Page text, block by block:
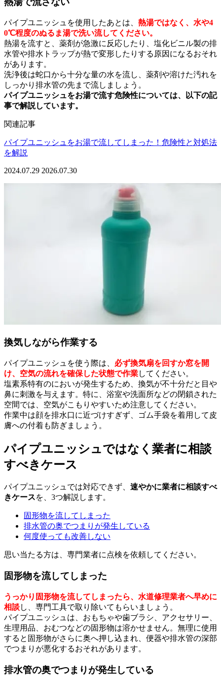
パイプユニッシュを使用したあとは、 熱湯ではなく、水や4
0℃程度のぬるま湯で洗い流してください。
熱湯を流すと、薬剤が急激に反応したり、塩化ビニル製の排
水管や排水トラップが熱で変形したりする原因になるおそれ
があります。
洗浄後は蛇口から十分な量の水を流し、薬剤や溶けた汚れを
しっかり排水管の先まで流しましょう。
パイプユニッシュをお湯で流す危険性については、以下の記
事で解説しています。
関連記事
パイプユニッシュをお湯で流してしまった！危険性と対処法
を解説
2024.07.29 2026.07.30
換気しながら作業する
パイプユニッシュを使う際は、 必ず換気扇を回すか窓を開
け、空気の流れを確保した状態で作業してください。
塩素系特有のにおいが発生するため、換気が不十分だと目や
鼻に刺激を与えます。特に、浴室や洗面所などの閉鎖された
空間では、空気がこもりやすいため注意してください。
作業中は顔を排水口に近づけすぎず、ゴム手袋を着用して皮
膚への付着も防ぎましょう。
パイプユニッシュではなく業者に相談
すべきケース
パイプユニッシュでは対応できず、 速やかに業者に相談すべ
きケースを、3つ解説します。
固形物を流してしまった
排水管の奥でつまりが発生している
何度使っても改善しない
思い当たる方は、専門業者に点検を依頼してください。
固形物を流してしまった
うっかり固形物を流してしまったら、水道修理業者へ早めに
相談し、専門工具で取り除いてもらいましょう。
パイプユニッシュは、おもちゃや歯ブラシ、アクセサリー、
生理用品、おむつなどの固形物は溶かせません。無理に使用
すると固形物がさらに奥へ押し込まれ、便器や排水管の深部
でつまりが悪化するおそれがあります。
排水管の奥でつまりが発生している